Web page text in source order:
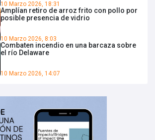
10 Marzo 2026, 18:31
Amplían retiro de arroz frito con pollo por
posible presencia de vidrio
10 Marzo 2026, 8:03
Combaten incendio en una barcaza sobre
el río Delaware
10 Marzo 2026, 14:07